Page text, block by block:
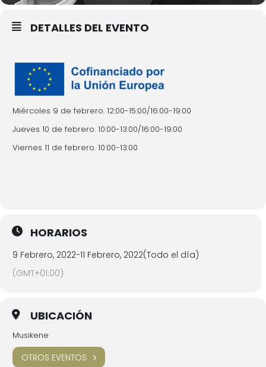
DETALLES DEL EVENTO
Miércoles 9 de febrero. 12:00-15:00/16:00-19:00
Jueves 10 de febrero. 10:00-13:00/16:00-19:00
Viernes 11 de febrero. 10:00-13:00
HORARIOS
9 Febrero, 2022-11 Febrero, 2022(Todo el día)
(GMT+01:00)
UBICACIÓN
Musikene
OTROS EVENTOS